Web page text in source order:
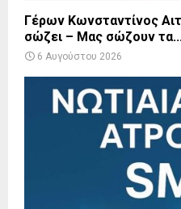
Γέρων Κωνσταντίνος
σώζει – Μας σώζουν
6 Αυγούστου 2026